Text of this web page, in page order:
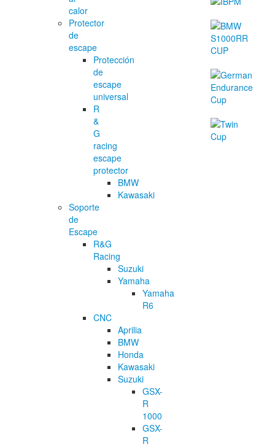
calor
Protector
de
escape
Protección
de
escape
universal
R
&
G
racing
escape
protector
BMW
Kawasaki
Soporte
de
Escape
R&G
Racing
Suzuki
Yamaha
Yamaha
R6
CNC
Aprilia
BMW
Honda
Kawasaki
Suzuki
GSX-
R
1000
GSX-
R